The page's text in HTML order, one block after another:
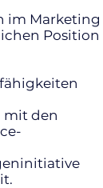
im Marketing
Position
mit den